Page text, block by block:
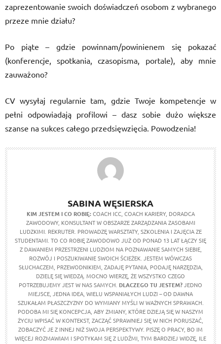
zaprezentowanie swoich doświadczeń osobom z wybranego
przeze mnie działu?
Po piąte – gdzie powinnam/powinienem się pokazać
(konferencje, spotkania, czasopisma, portale), aby mnie
zauważono?
CV wysyłaj regularnie tam, gdzie Twoje kompetencje w
pełni odpowiadają profilowi – dasz sobie dużo większe
szanse na sukces całego przedsięwzięcia. Powodzenia!
SABINA WĘSIERSKA
KIM JESTEM I CO ROBIĘ:COACH ICC, COACH KARIERY, DORADCA
ZAWODOWY, KONSULTANT W OBSZARZE ZARZĄDZANIA ZASOBAMI
LUDZKIMI. REKRUTER. PROWADZĘ WARSZTATY, SZKOLENIA I ZAJĘCIA ZE
STUDENTAMI. TO CO ROBIĘ ZAWODOWO JUŻ OD PONAD 13 LAT ŁĄCZY SIĘ
Z DAWANIEM PRZESTRZENI LUDZIOM NA POZNAWANIE SAMYCH SIEBIE,
ROZWÓJ I POSZUKIWANIE SWOICH ŚCIEŻEK. JESTEM WÓWCZAS
SŁUCHACZEM, PRZEWODNIKIEM, ZADAJĘ PYTANIA, PODAJĘ NARZĘDZIA,
DZIELĘ SIĘ WIEDZĄ. MOCNO WIERZĘ, ŻE WSZYSTKO CZEGO
POTRZEBUJEMY JEST W NAS SAMYCH. DLACZEGO TU JESTEM?JEDNO
MIEJSCE, JEDNA IDEA, WIELU WSPANIAŁYCH LUDZI – OD DAWNA
SZUKAŁAM PŁASZCZYZNY DO WYMIANY MYŚLI W WAŻNYCH SPRAWACH.
PODOBA MI SIĘ KONCEPCJA, ABY ZMIANY, KTÓRE DZIEJĄ SIĘ W NASZYM
ŻYCIU WPISAĆ W KONTEKST, ZACZĄĆ SPRAWNIEJ SIĘ W NICH PORUSZAĆ,
ZOBACZYĆ JE Z INNEJ NIŻ SWOJA PERSPEKTYWY. PISZĘ O PRACY, BO IM
WIĘCEJ ROZMAWIAM I SPOTYKAM SIĘ Z LUDŹMI, TYM BARDZIEJ WIDZĘ, ILE